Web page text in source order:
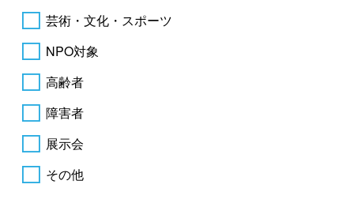
芸術・文化・スポーツ
NPO対象
高齢者
障害者
展示会
その他